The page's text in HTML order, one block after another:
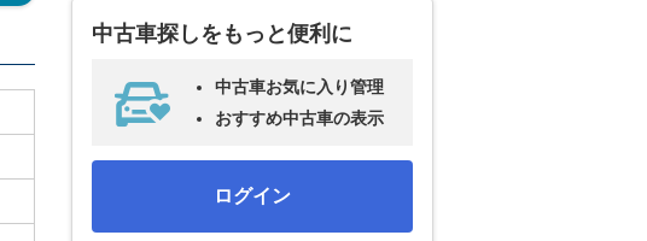
中古車探しをもっと便利に
中古車お気に入り管理
おすすめ中古車の表示
ログイン